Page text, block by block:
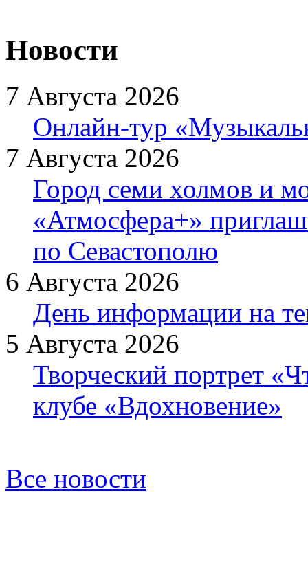
Новости
7 Августа 2026
Онлайн-тур
7 Августа 2026
Город семи холмов и
«Атмосфера+»
по Севастополю
6 Августа 2026
День информации на
5 Августа 2026
Творческий портрет
клубе «Вдохновение»
Все новости